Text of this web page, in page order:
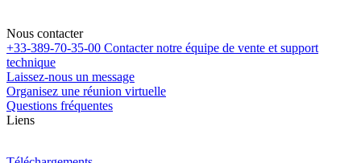
Nous contacter
+33-389-70-35-00 Contacter notre équipe de vente et support
technique
Laissez-nous un message
Organisez une réunion virtuelle
Questions fréquentes
Liens